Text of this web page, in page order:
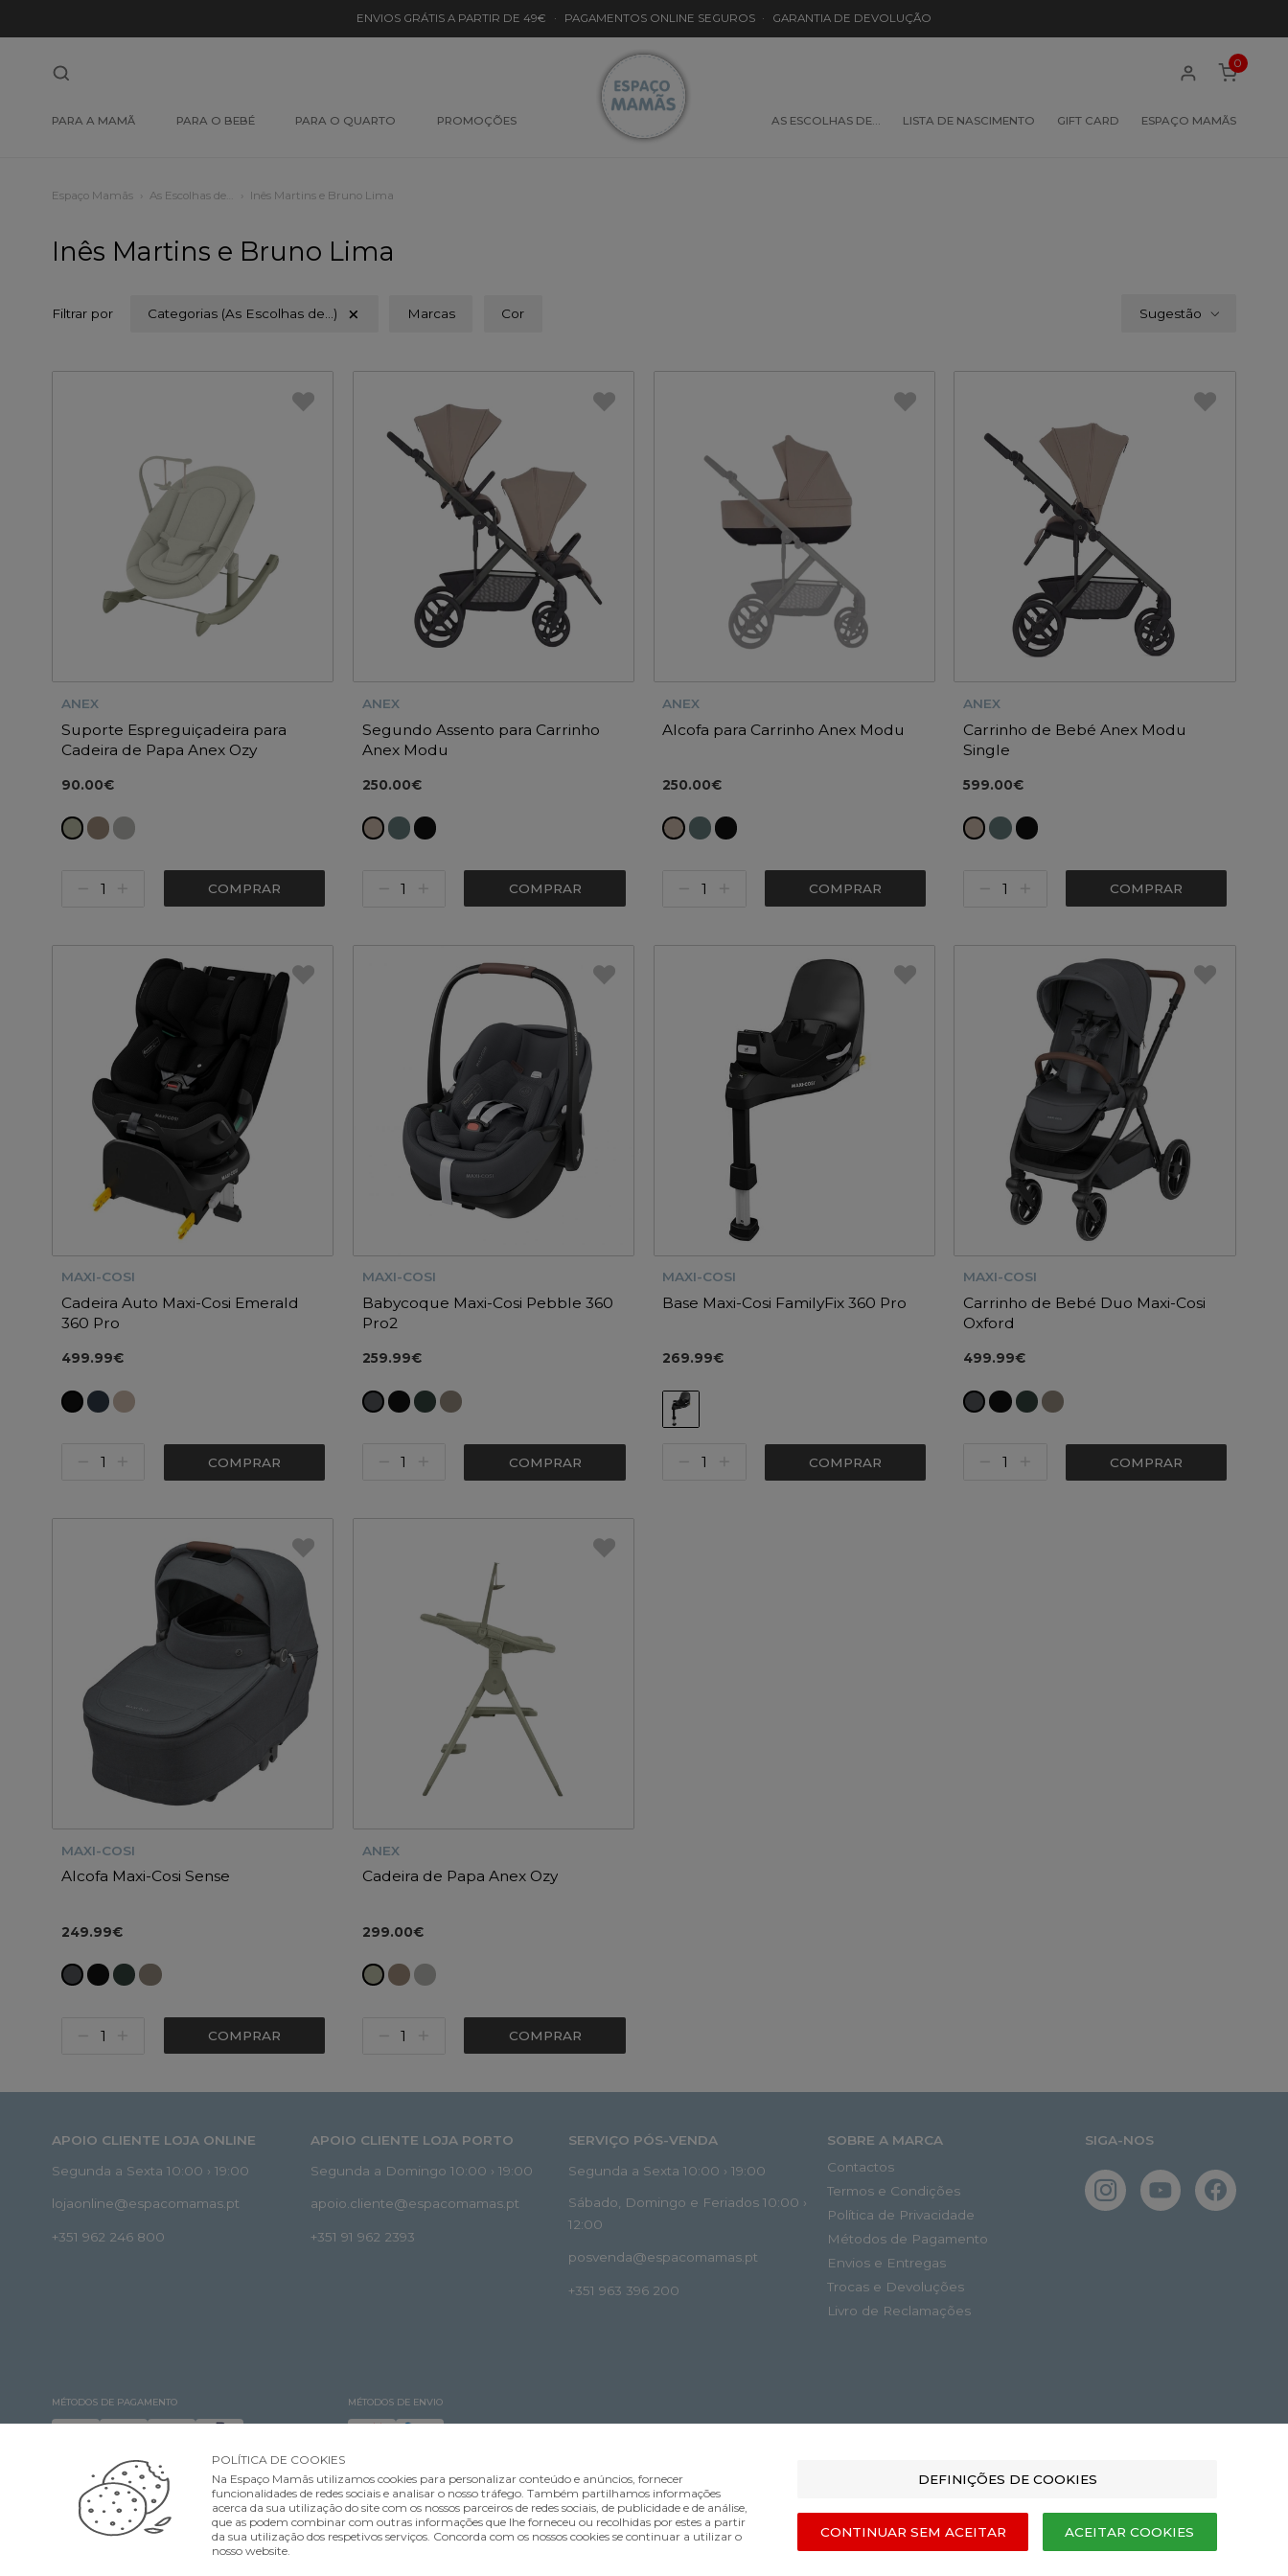
ENVIOS GRÁTIS A PARTIR DE 49€ · PAGAMENTOS ONLINE SEGUROS · GARANTIA DE DEVOLUÇÃO
PARA A MAMÃ PARA O BEBÉ PARA O QUARTO PROMOÇÕES AS ESCOLHAS DE… LISTA DE NASCIMENTO GIFT CARD ESPAÇO MAMÃS
0
Espaço Mamãs As Escolhas de… Inês Martins e Bruno Lima
Inês Martins e Bruno Lima
Filtrar por Categorias (As Escolhas de…) Marcas Cor Sugestão
ANEX
Suporte Espreguiçadeira para
Cadeira de Papa Anex Ozy
90.00€
COMPRAR
ANEX
Segundo Assento para Carrinho
Anex Modu
250.00€
COMPRAR
ANEX
Alcofa para Carrinho Anex Modu
250.00€
COMPRAR
ANEX
Carrinho de Bebé Anex Modu
Single
599.00€
COMPRAR
MAXI-COSI
Cadeira Auto Maxi-Cosi Emerald
360 Pro
499.99€
COMPRAR
MAXI-COSI
Babycoque Maxi-Cosi Pebble 360
Pro2
259.99€
COMPRAR
MAXI-COSI
Base Maxi-Cosi FamilyFix 360 Pro
269.99€
COMPRAR
MAXI-COSI
Carrinho de Bebé Duo Maxi-Cosi
Oxford
499.99€
COMPRAR
MAXI-COSI
Alcofa Maxi-Cosi Sense
249.99€
COMPRAR
ANEX
Cadeira de Papa Anex Ozy
299.00€
COMPRAR
APOIO CLIENTE LOJA ONLINE
Segunda a Sexta 10:00 › 19:00
lojaonline@espacomamas.pt
+351 962 246 800
APOIO CLIENTE LOJA PORTO
Segunda a Domingo 10:00 › 19:00
apoio.cliente@espacomamas.pt
+351 91 962 2393
SERVIÇO PÓS-VENDA
Segunda a Sexta 10:00 › 19:00
Sábado, Domingo e Feriados 10:00 ›
12:00
posvenda@espacomamas.pt
+351 963 396 200
SOBRE A MARCA
Contactos
Termos e Condições
Política de Privacidade
Métodos de Pagamento
Envios e Entregas
Trocas e Devoluções
Livro de Reclamações
SIGA-NOS
MÉTODOS DE PAGAMENTO MÉTODOS DE ENVIO
©Espaço Mamãs. Todos os direitos reservados Designed & developed byBsolus.pt
POLÍTICA DE COOKIES
Na Espaço Mamãs utilizamos cookies para personalizar conteúdo e anúncios, fornecer
funcionalidades de redes sociais e analisar o nosso tráfego. Também partilhamos informações
acerca da sua utilização do site com os nossos parceiros de redes sociais, de publicidade e de análise,
que as podem combinar com outras informações que lhe forneceu ou recolhidas por estes a partir
da sua utilização dos respetivos serviços. Concorda com os nossos cookies se continuar a utilizar o
nosso website.
DEFINIÇÕES DE COOKIES
CONTINUAR SEM ACEITAR ACEITAR COOKIES